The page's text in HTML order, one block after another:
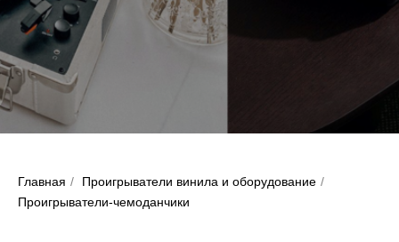
Главная / Проигрыватели винила и оборудование /
Проигрыватели-чемоданчики